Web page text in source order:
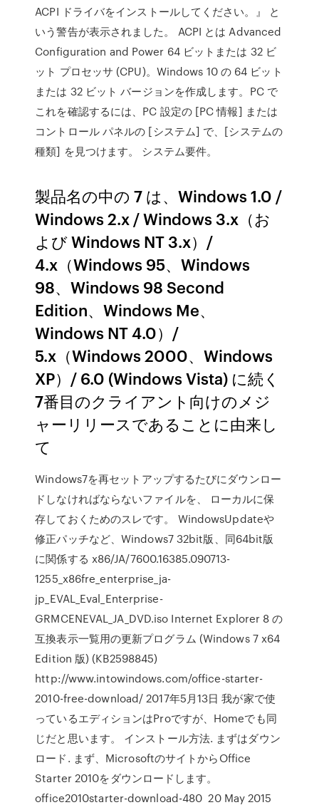
ACPI ドライバをインストールしてください。』 と
いう警告が表示されました。 ACPI とは Advanced
Configuration and Power 64 ビットまたは 32 ビ
ット プロセッサ (CPU)。Windows 10 の 64 ビット
または 32 ビット バージョンを作成します。PC で
これを確認するには、PC 設定の [PC 情報] または
コントロール パネルの [システム] で、[システムの
種類] を見つけます。 システム要件。
製品名の中の 7 は、Windows 1.0 /
Windows 2.x / Windows 3.x（お
よび Windows NT 3.x）/
4.x（Windows 95、Windows
98、Windows 98 Second
Edition、Windows Me、
Windows NT 4.0）/
5.x（Windows 2000、Windows
XP）/ 6.0 (Windows Vista) に続く
7番目のクライアント向けのメジ
ャーリリースであることに由来し
て
Windows7を再セットアップするたびにダウンロー
ドしなければならないファイルを、 ローカルに保
存しておくためのスレです。 WindowsUpdateや
修正パッチなど、Windows7 32bit版、同64bit版
に関係する x86/JA/7600.16385.090713-
1255_x86fre_enterprise_ja-
jp_EVAL_Eval_Enterprise-
GRMCENEVAL_JA_DVD.iso Internet Explorer 8 の
互換表示一覧用の更新プログラム (Windows 7 x64
Edition 版) (KB2598845)
http://www.intowindows.com/office-starter-
2010-free-download/ 2017年5月13日 我が家で使
っているエディションはProですが、Homeでも同
じだと思います。 インストール方法. まずはダウン
ロード. まず、MicrosoftのサイトからOffice
Starter 2010をダウンロードします。
office2010starter-download-480 20 May 2015